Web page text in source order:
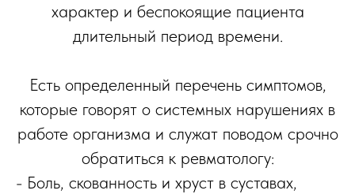
характер и беспокоящие пациента
длительный период времени.
Есть определенный перечень симптомов,
которые говорят о системных нарушениях в
работе организма и служат поводом срочно
обратиться к ревматологу:
- Боль, скованность и хруст в суставах,